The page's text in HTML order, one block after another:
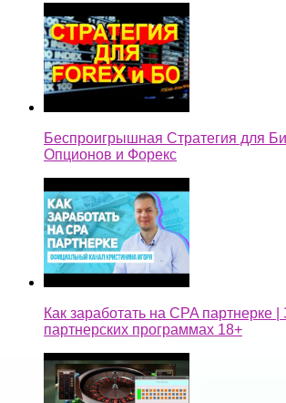
Беспроигрышная Стратегия для
Опционов и Форекс
Как заработать на CPA партнерке |
партнерских программах 18+